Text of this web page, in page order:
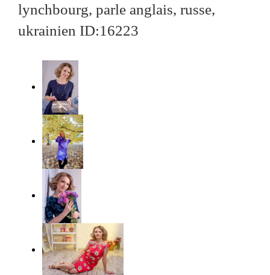
lynchbourg, parle anglais, russe,
ukrainien ID:16223